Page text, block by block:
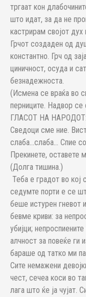
тргаат кон
што идат, за да не
кастрирам својот дух
Грчот создаден од
константно. Грч од
циничност, осуда и
безнадежноста.
(Исмена се враќа во
перниците. Надвор се
ГЛАСОТ НА НАРОДОТ:
Сведоци сме ние.
слаба…слаба… Спие
Прекинете, оставете
(Долга тишина.)
Теба е градот во кој
седумте порти е се
беше истурен гневот
бевме криви: за
убијци;
алчност за повеќе ги
бараше од татко ми
Сите немажени
чест, сечеа коси во
лага што ќе ја чујат.